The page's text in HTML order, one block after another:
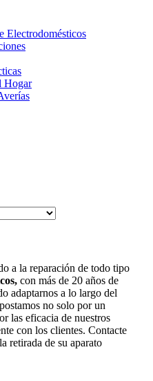
Electrodomésticos
Hogar
a la reparación de todo tipo
con más de 20 años de
adaptarnos a lo largo del
no solo por un
las eficacia de nuestros
con los clientes. Contacte
retirada de su aparato